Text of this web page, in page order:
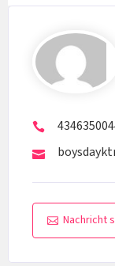
Nachricht